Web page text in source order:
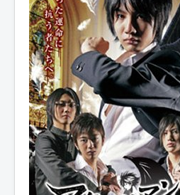
COSAA
Dessins
Artiste Asperger
Lexique